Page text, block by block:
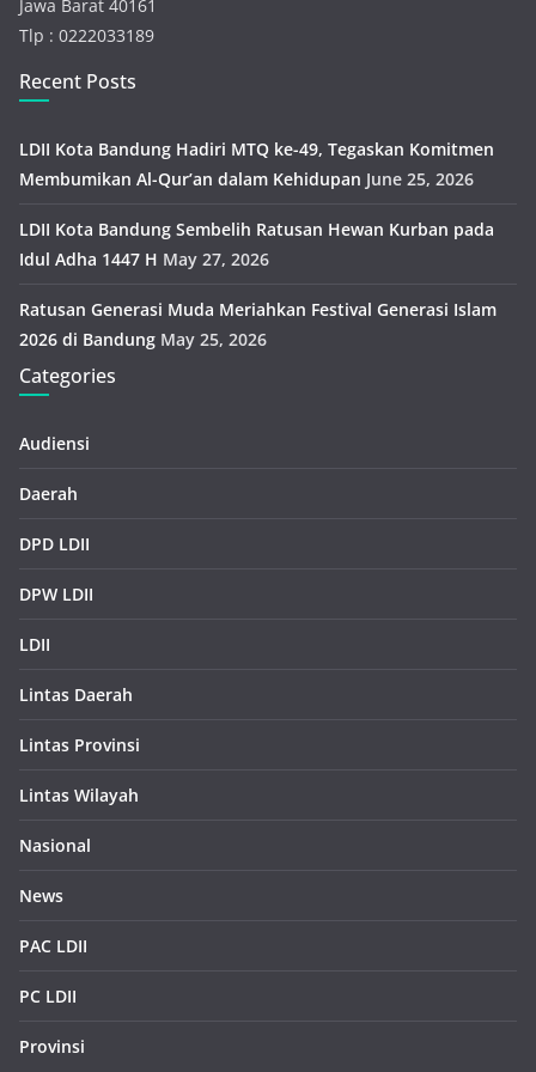
Jawa Barat 40161
Tlp : 0222033189
Recent Posts
LDII Kota Bandung Hadiri MTQ ke-49, Tegaskan Komitmen
Membumikan Al-Qur’an dalam Kehidupan June 25, 2026
LDII Kota Bandung Sembelih Ratusan Hewan Kurban pada
Idul Adha 1447 H May 27, 2026
Ratusan Generasi Muda Meriahkan Festival Generasi Islam
2026 di Bandung May 25, 2026
Categories
Audiensi
Daerah
DPD LDII
DPW LDII
LDII
Lintas Daerah
Lintas Provinsi
Lintas Wilayah
Nasional
News
PAC LDII
PC LDII
Provinsi